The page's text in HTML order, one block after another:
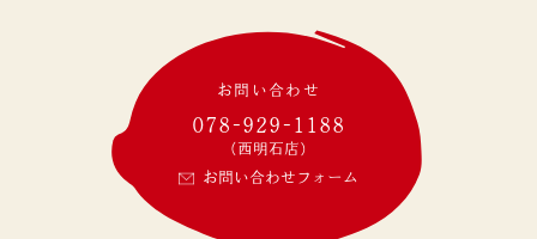
お問い合わせ
078-929-1188
(西明石店)
お問い合わせフォーム